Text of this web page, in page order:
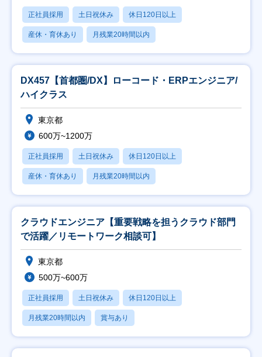
正社員採用 土日祝休み 休日120日以上
産休・育休あり 月残業20時間以内
DX457【首都圏/DX】ローコード・ERPエンジニア/
ハイクラス
東京都
600万~1200万
正社員採用 土日祝休み 休日120日以上
産休・育休あり 月残業20時間以内
クラウドエンジニア【重要戦略を担うクラウド部門
で活躍／リモートワーク相談可】
東京都
500万~600万
正社員採用 土日祝休み 休日120日以上
月残業20時間以内 賞与あり